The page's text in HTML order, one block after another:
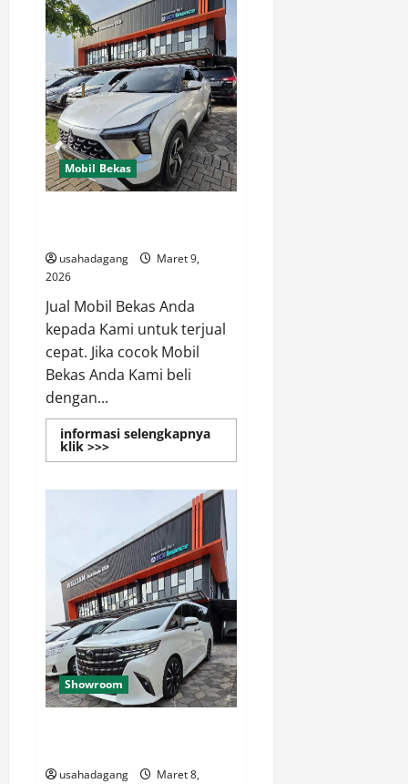
Anda
Uang
Langsung
Bayar
Mobil Bekas
usahadagang
Maret 9,
2026
Jual Mobil Bekas Anda
kepada Kami untuk terjual
cepat. Jika cocok Mobil
Bekas Anda Kami beli
dengan...
informasi selengkapnya
klik >>>Read
more
Bekas
dengan
Harga
Kesepakatan
Showroom
usahadagang
Maret 8,